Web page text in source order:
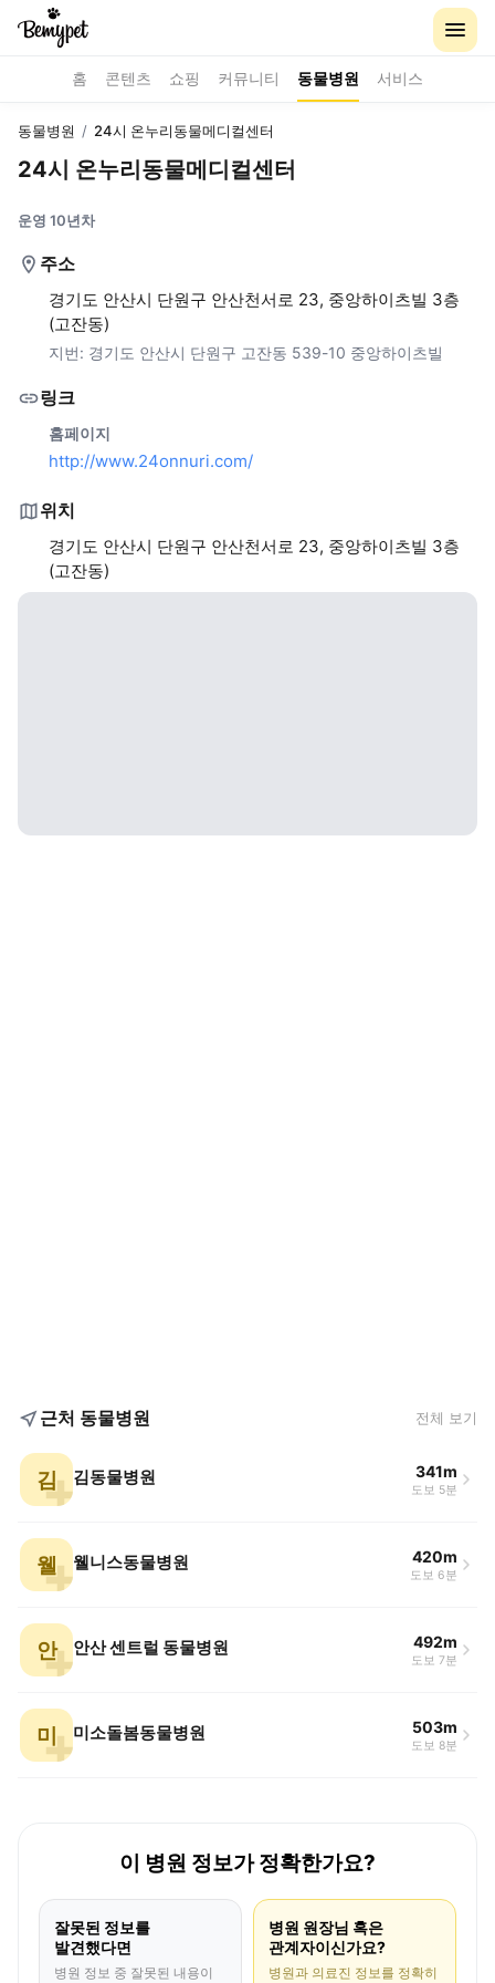
홈 콘텐츠 쇼핑 커뮤니티 동물병원 서비스
동물병원 / 24시 온누리동물메디컬센터
24시 온누리동물메디컬센터
운영 10년차
주소
경기도 안산시 단원구 안산천서로 23, 중앙하이츠빌 3층
(고잔동)
지번: 경기도 안산시 단원구 고잔동 539-10 중앙하이츠빌
링크
홈페이지
http://www.24onnuri.com/
위치
경기도 안산시 단원구 안산천서로 23, 중앙하이츠빌 3층
(고잔동)
근처 동물병원 전체 보기
김 김동물병원 341m
도보 5분
웰 웰니스동물병원 420m
도보 6분
안 안산 센트럴 동물병원 492m
도보 7분
미 미소돌봄동물병원 503m
도보 8분
이 병원 정보가 정확한가요?
잘못된 정보를
발견했다면
병원 정보 중 잘못된 내용이
병원 원장님 혹은
관계자이신가요?
병원과 의료진 정보를 정확히